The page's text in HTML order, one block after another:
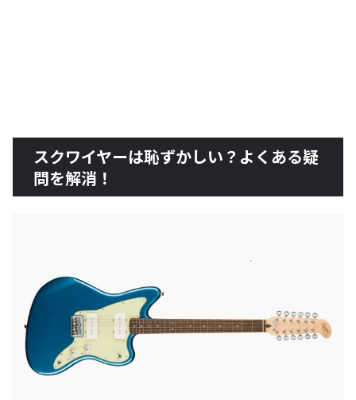
スクワイヤーは恥ずかしい？よくある疑
問を解消！